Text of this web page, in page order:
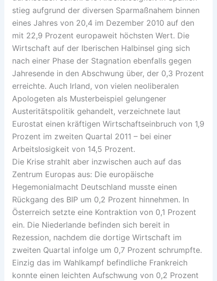
stieg aufgrund der diversen Sparmaßnahem binnen
eines Jahres von 20,4 im Dezember 2010 auf den
mit 22,9 Prozent europaweit höchsten Wert. Die
Wirtschaft auf der Iberischen Halbinsel ging sich
nach einer Phase der Stagnation ebenfalls gegen
Jahresende in den Abschwung über, der 0,3 Prozent
erreichte. Auch Irland, von vielen neoliberalen
Apologeten als Musterbeispiel gelungener
Austeritätspolitik gehandelt, verzeichnete laut
Eurostat einen kräftigen Wirtschaftseinbruch von 1,9
Prozent im zweiten Quartal 2011 – bei einer
Arbeitslosigkeit von 14,5 Prozent.
Die Krise strahlt aber inzwischen auch auf das
Zentrum Europas aus: Die europäische
Hegemonialmacht Deutschland musste einen
Rückgang des BIP um 0,2 Prozent hinnehmen. In
Österreich setzte eine Kontraktion von 0,1 Prozent
ein. Die Niederlande befinden sich bereit in
Rezession, nachdem die dortige Wirtschaft im
zweiten Quartal infolge um 0,7 Prozent schrumpfte.
Einzig das im Wahlkampf befindliche Frankreich
konnte einen leichten Aufschwung von 0,2 Prozent